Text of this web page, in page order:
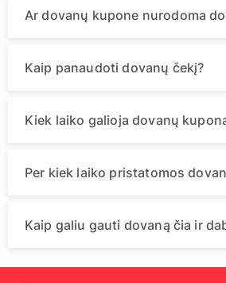
Ar dovanų kupone nurodoma
Kaip panaudoti dovanų čekį?
Kiek laiko galioja dovanų
Per kiek laiko pristatomos
Kaip galiu gauti dovaną čia ir